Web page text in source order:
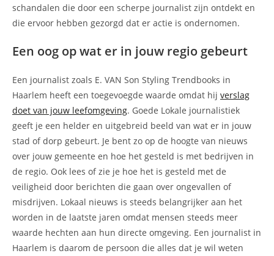
schandalen die door een scherpe journalist zijn ontdekt en
die ervoor hebben gezorgd dat er actie is ondernomen.
Een oog op wat er in jouw regio gebeurt
Een journalist zoals E. VAN Son Styling Trendbooks in
Haarlem heeft een toegevoegde waarde omdat hij verslag
doet van jouw leefomgeving. Goede Lokale journalistiek
geeft je een helder en uitgebreid beeld van wat er in jouw
stad of dorp gebeurt. Je bent zo op de hoogte van nieuws
over jouw gemeente en hoe het gesteld is met bedrijven in
de regio. Ook lees of zie je hoe het is gesteld met de
veiligheid door berichten die gaan over ongevallen of
misdrijven. Lokaal nieuws is steeds belangrijker aan het
worden in de laatste jaren omdat mensen steeds meer
waarde hechten aan hun directe omgeving. Een journalist in
Haarlem is daarom de persoon die alles dat je wil weten